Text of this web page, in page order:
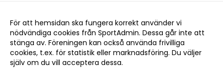
Delsbo IF bjuder alla på bio via Sponsorhuset! 2019-11-05 16:01
Halvårsmöte söndag 17 nov. kl. 17.00 2019-11-04 16:20
STORT GRATTIS DELSBO IF!!! 2019-10-19 16:23
För att hemsidan ska fungera korrekt använder vi
nödvändiga cookies från SportAdmin. Dessa går inte att
stänga av. Föreningen kan också använda frivilliga
cookies, t.ex. för statistik eller marknadsföring. Du väljer
själv om du vill acceptera dessa.